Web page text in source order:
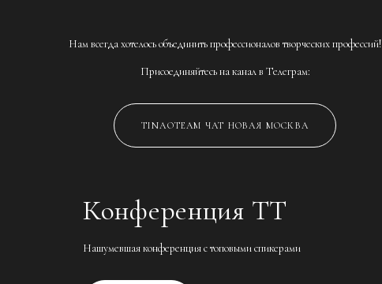
Нам всегда хотелось объединить профессионалов творческих профессий!
Присоединяйтесь на канал в Телеграм:
TINAOTEAM ЧАТ НОВАЯ МОСКВА
Конференция ТТ
Нашумевшая конференция с топовыми спикерами